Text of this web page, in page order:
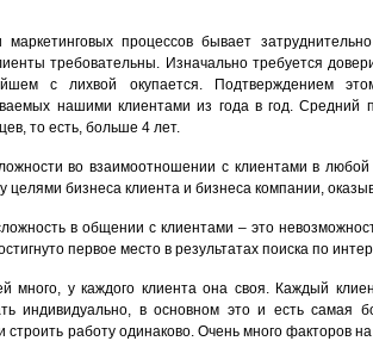
процессов бывает
требовательны. Изначально требуется
с лихвой окупается. Подтверждением
нашими клиентами из года в год. Средний
то есть, больше 4 лет.
во взаимоотношении с клиентами в любой
целями бизнеса клиента и бизнеса компании,
в общении с клиентами – это
первое место в результатах поиска по
много, у каждого клиента она своя. Каждый
индивидуально, в основном это и есть самая
строить работу одинаково. Очень много факторов